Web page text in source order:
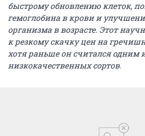
быстрому обновлению клеток,
гемоглобина в крови и
организма в возрасте. Этот
к резкому скачку цен на
хотя раньше он считался одним
низкокачественных сортов.